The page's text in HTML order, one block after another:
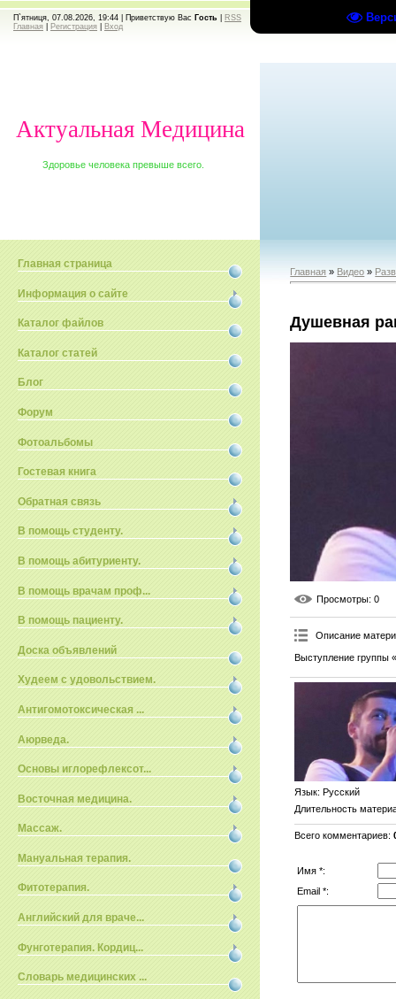
П`ятниця, 07.08.2026, 19:44 | Приветствую Вас Гость
RSS
Главная
Регистрация Вход
Актуальная Медицина
Здоровье человека превыше всего.
Главная страница
Информация о сайте
Каталог файлов
Каталог статей
Блог
Форум
Фотоальбомы
Гостевая книга
Обратная связь
В помощь студенту.
В помощь абитуриенту.
В помощь врачам проф...
В помощь пациенту.
Доска объявлений
Худеем с удовольствием.
Антигомотоксическая ...
Аюрведа.
Основы иглорефлексот...
Восточная медицина.
Массаж.
Мануальная терапия.
Фитотерапия.
Английский для враче...
Фунготерапия. Кордиц...
Словарь медицинских ...
Главная » Видео »
Душевная
Просмотры: 0
Описание
Выступление группы
Язык: Русский
Длительность
Всего комментариев:
Имя *:
Email *: